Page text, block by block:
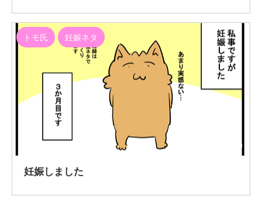
2020/10/20
トモ氏 妊娠ネタ
妊娠しました